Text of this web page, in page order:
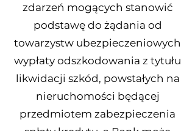
zdarzeń mogących stanowić
podstawę do żądania od
towarzystw ubezpieczeniowych
wypłaty odszkodowania z tytułu
likwidacji szkód, powstałych na
nieruchomości będącej
przedmiotem zabezpieczenia